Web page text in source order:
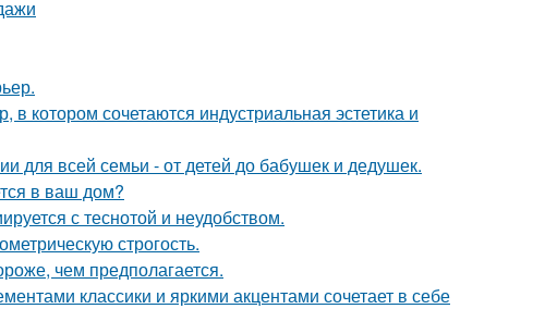
котором сочетаются индустриальная эстетика и
для всей семьи - от детей до бабушек и дедушек.
в ваш дом?
с теснотой и неудобством.
строгость.
чем предполагается.
классики и яркими акцентами сочетает в себе